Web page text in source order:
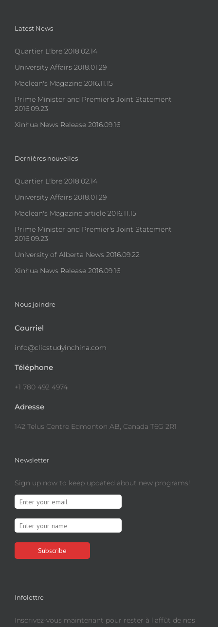
Latest News
Quartier L!bre 2018.02.14
University Affairs 2018.01.29
Maclean's Magazine 2016.11.15
Prime Minister and Premier's Joint Statement
2016.09.23
Xinhua News Release 2016.09.16
Dernières nouvelles
Quartier L!bre 2018.02.14
University Affairs 2018.01.29
Maclean's Magazine article 2016.11.15
Prime Minister and Premier's Joint Statement
2016.09.23
University of Alberta News 2016.09.22
Xinhua News Release 2016.09.16
Nous joindre
Courriel
info@clicstudyinchina.com
Téléphone
+1 780 492 4974
Adresse
142 Telus Centre Edmonton AB, Canada T6G 2R1
Newsletter
Sign up now to keep updated about new programs!
Infolettre
Inscrivez-vous maintenant pour rester à l’affût de nos